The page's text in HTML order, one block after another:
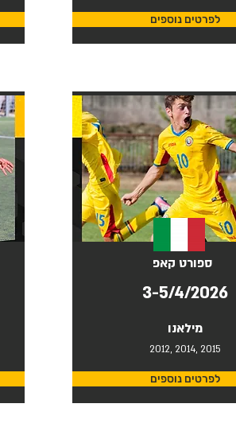
לפרטים נוספים
ספורט קאפ
3-5/4/2026
מילאנו
2012, 2014, 2015
לפרטים נוספים